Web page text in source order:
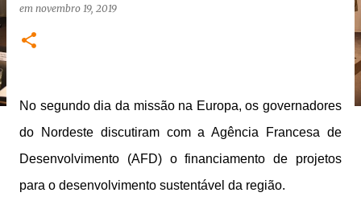
em novembro 19, 2019
No segundo dia da missão na Europa, os governadores
do Nordeste discutiram com a Agência Francesa de
Desenvolvimento (AFD) o financiamento de projetos
para o desenvolvimento sustentável da região.